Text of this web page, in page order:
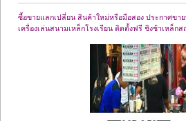
ซื้อขายแลกเปลี่ยน สินค้าใหม่หรือมือสอง ประกาศข
เครื่องเล่นสนามเหล็กโรงเรียน ติดตั้งฟรี ชิงช้าเหล็ก